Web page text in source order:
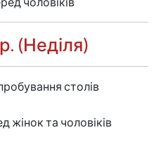
(Неділя)
столів
жінок та чоловіків